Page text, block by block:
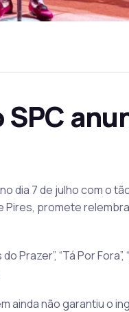
dia 7 de julho com o
Pires, promete
Prazer”, “Tá Por
ainda não garantiu o